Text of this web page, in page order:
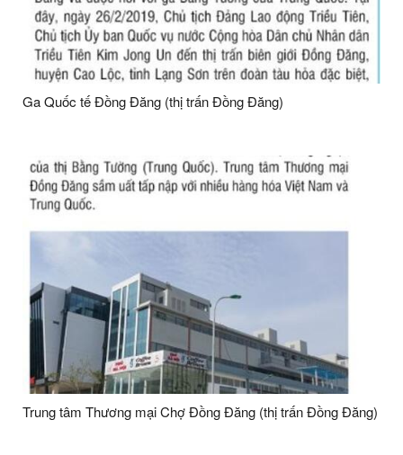
Ga Quốc tế Đồng Đăng (thị trấn Đồng Đăng)
Trung tâm Thương mại Chợ Đồng Đăng (thị trấn Đồng Đăng)